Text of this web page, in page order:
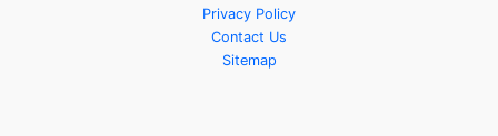
Privacy Policy
Contact Us
Sitemap